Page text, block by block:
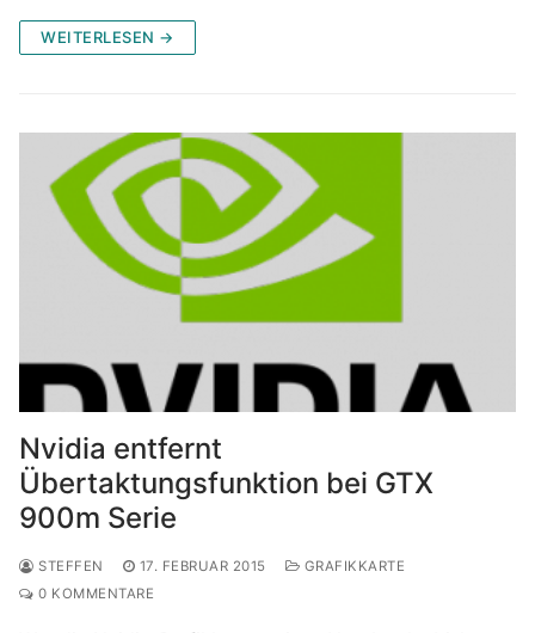
WEITERLESEN →
Nvidia entfernt
Übertaktungsfunktion bei GTX
900m Serie
STEFFEN 17. FEBRUAR 2015
GRAFIKKARTE
0 KOMMENTARE